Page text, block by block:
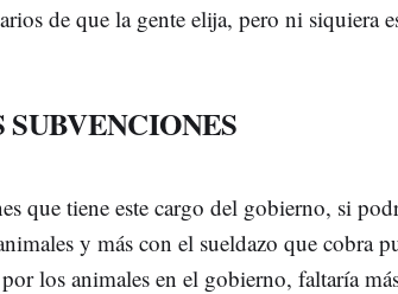
de que la gente elija, pero ni siquiera
SUBVENCIONES
que tiene este cargo del gobierno, si
y más con el sueldazo que cobra
los animales en el gobierno, faltaría